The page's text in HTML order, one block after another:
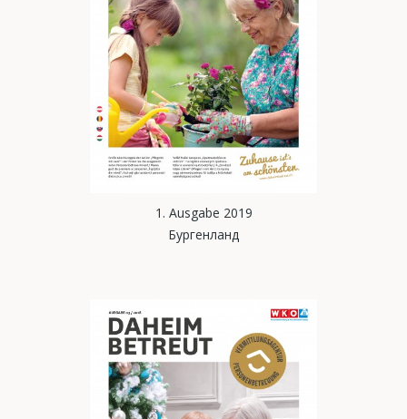
1. Ausgabe 2019
Бургенланд